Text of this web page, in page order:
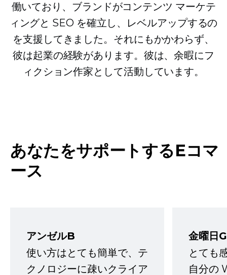
働いており、ブランドがコンテンツ マーケテ
ィングと SEO を確立し、レベルアップするの
を支援してきました。それにもかかわらず、
彼は起業の経験があります。彼は、余暇にフ
ィクション作家として活動しています。
あなたをサポートするEコマ
ース
アンゼルB
使い方はとても簡単で、テ
クノロジーに疎いクライア
金曜日G
とても
自分の